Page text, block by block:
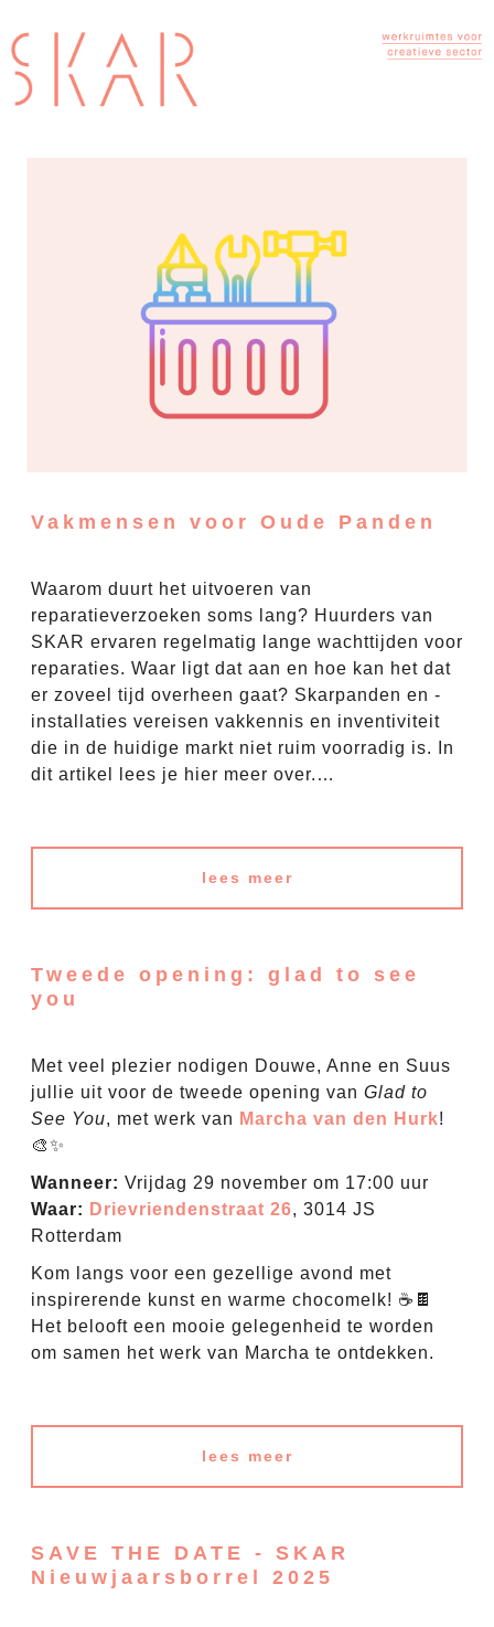
Vakmensen voor Oude Panden
Waarom duurt het uitvoeren van
reparatieverzoeken soms lang? Huurders van
SKAR ervaren regelmatig lange wachttijden voor
reparaties. Waar ligt dat aan en hoe kan het dat
er zoveel tijd overheen gaat? Skarpanden en -
installaties vereisen vakkennis en inventiviteit
die in de huidige markt niet ruim voorradig is. In
dit artikel lees je hier meer over.…
lees meer
Tweede opening: glad to see
you
Met veel plezier nodigen Douwe, Anne en Suus
jullie uit voor de tweede opening van Glad to
See You, met werk van Marcha van den Hurk!
🎨✨
Wanneer: Vrijdag 29 november om 17:00 uur
Waar: Drievriendenstraat 26, 3014 JS
Rotterdam
Kom langs voor een gezellige avond met
inspirerende kunst en warme chocomelk! ☕️🍫
Het belooft een mooie gelegenheid te worden
om samen het werk van Marcha te ontdekken.
lees meer
SAVE THE DATE - SKAR
Nieuwjaarsborrel 2025